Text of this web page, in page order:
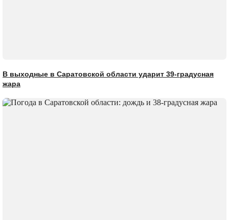
В выходные в Саратовской области ударит 39-градусная
жара